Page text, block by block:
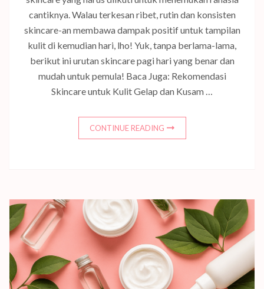
cantiknya. Walau terkesan ribet, rutin dan konsisten
skincare-an membawa dampak positif untuk tampilan
kulit di kemudian hari, lho! Yuk, tanpa berlama-lama,
berikut ini urutan skincare pagi hari yang benar dan
mudah untuk pemula! Baca Juga: Rekomendasi
Skincare untuk Kulit Gelap dan Kusam …
CONTINUE READING